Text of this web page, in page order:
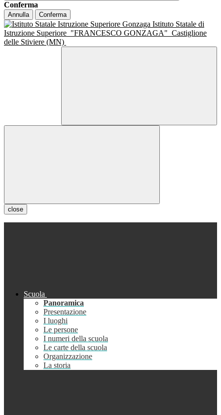
Conferma
Annulla Conferma
Istituto Statale di
Istruzione Superiore "FRANCESCO GONZAGA" Castiglione
delle Stiviere (MN)
close
Scuola
Panoramica
Presentazione
I luoghi
Le persone
I numeri della scuola
Le carte della scuola
Organizzazione
La storia